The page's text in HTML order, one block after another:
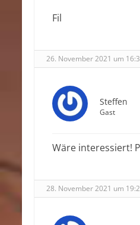
Fil
26. November 2021 um
Steffen
Gast
Wäre interessiert!
28. November 2021 um